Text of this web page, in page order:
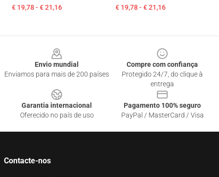
€ 19,78 - € 21,16 € 19,78 - € 21,16
Envio mundial
Enviamos para mais de 200 países
Compre com confiança
Protegido 24/7, do clique à
entrega
Garantia internacional
Oferecido no país de uso
Pagamento 100% seguro
PayPal / MasterCard / Visa
Contacte-nos